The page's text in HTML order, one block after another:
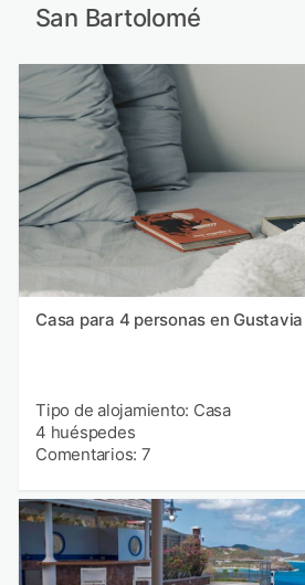
San Bartolomé
Casa para 4 personas en Gustavia
Tipo de alojamiento: Casa
4 huéspedes
Comentarios: 7